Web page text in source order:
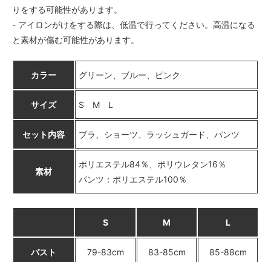
りをする可能性があります。
- アイロンがけをする際は、低温で行ってください。高温になる
と素材が傷む可能性があります。
カラー グリーン、ブルー、ピンク
サイズ S M L
セット内容 ブラ、ショーツ、ラッシュガード、パンツ
素材
ポリエステル84％、ポリウレタン16％
パンツ：ポリエステル100％
S M L
バスト 79-83cm 83-85cm 85-88cm